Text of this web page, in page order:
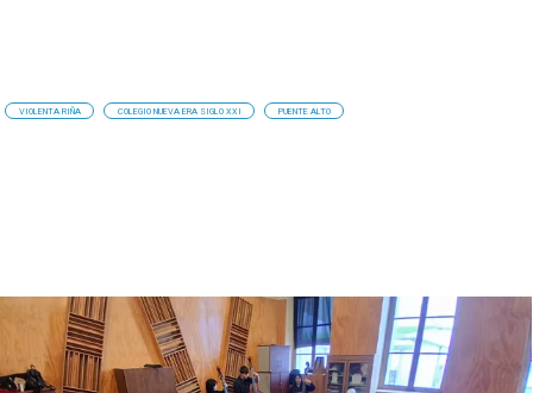
VIOLENTA RIÑA COLEGIO NUEVA ERA SIGLO XXI PUENTE ALTO